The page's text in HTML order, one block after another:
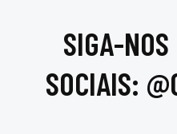
SIGA-NOS
SOCIAIS: